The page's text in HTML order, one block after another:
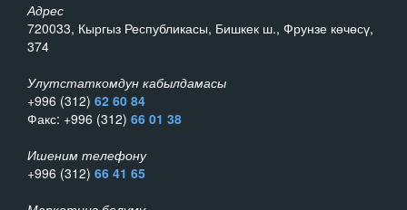
Адрес
720033, Кыргыз Республикасы, Бишкек ш., Фрунзе көчөсү,
374
Улутстаткомдун кабылдамасы
+996 (312) 62 60 84
Факс: +996 (312) 66 01 38
Ишеним телефону
+996 (312) 66 41 65